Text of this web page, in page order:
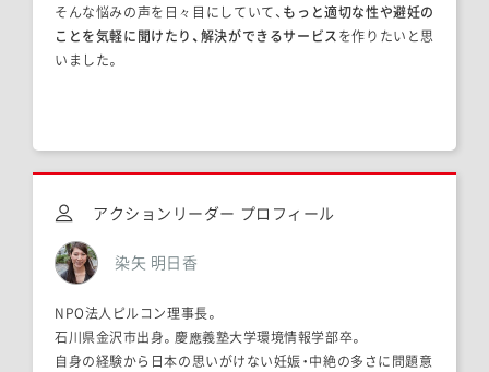
そんな悩みの声を日々目にしていて、 もっと適切な性や避妊の
ことを気軽に聞けたり、解決ができるサービスを作りたいと思
いました。
アクションリーダー プロフィール
染矢 明日香
NPO法人ピルコン理事長。
石川県金沢市出身。慶應義塾大学環境情報学部卒。
自身の経験から日本の思いがけない妊娠・中絶の多さに問題意